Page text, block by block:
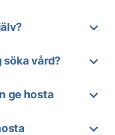
söka vård?
ge hosta